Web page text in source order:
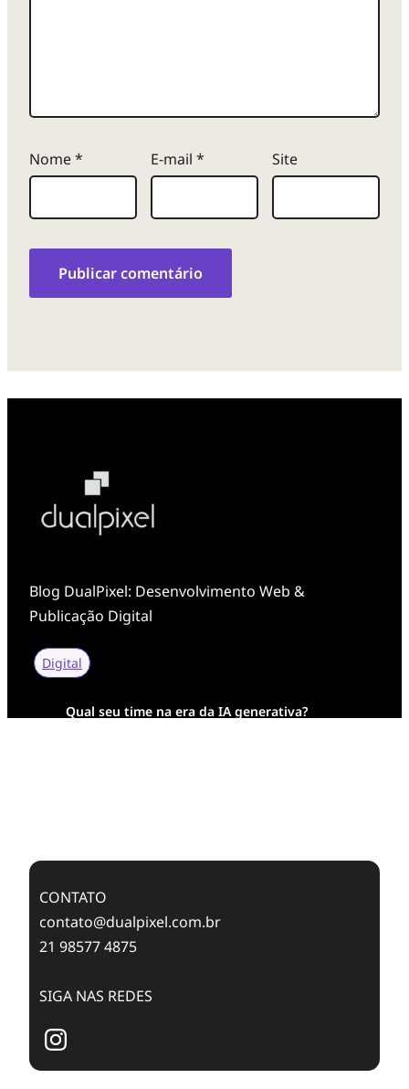
Nome* E-mail * Site
Blog DualPixel: Desenvolvimento Web &
Publicação Digital
Digital
Qual seu time na era da IA generativa?
CONTATO
contato@dualpixel.com.br
21 98577 4875
SIGA NAS REDES